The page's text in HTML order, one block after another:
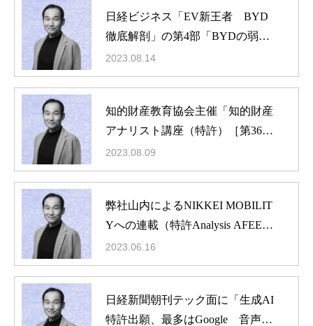
日経ビジネス「EV新王者 BYD
徹底解剖」の第4部「BYDの弱点
は自動運転にあり 意匠登録・特
許の出願分析」掲載
2023.08.14
知的財産教育協会主催「知的財産
アナリスト講座（特許）［第36
期］」に弊社山内が登壇
2023.08.09
弊社山内によるNIKKEI MOBILIT
Yへの連載（特許Analysis AFEELA
予測）
2023.06.16
日経新聞朝刊テック面に「生成AI
特許出願、最多はGoogle 音声認